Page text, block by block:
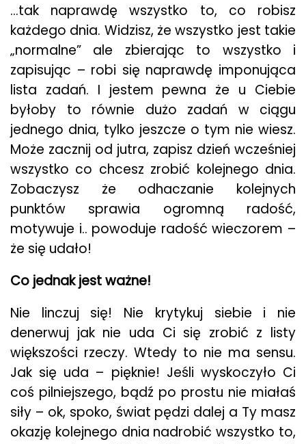
…tak naprawdę wszystko to, co robisz
każdego dnia. Widzisz, że wszystko jest takie
„normalne” ale zbierając to wszystko i
zapisując – robi się naprawdę imponująca
lista zadań. I jestem pewna że u Ciebie
byłoby to równie dużo zadań w ciągu
jednego dnia, tylko jeszcze o tym nie wiesz.
Może zacznij od jutra, zapisz dzień wcześniej
wszystko co chcesz zrobić kolejnego dnia.
Zobaczysz że odhaczanie kolejnych
punktów sprawia ogromną radość,
motywuje i.. powoduje radość wieczorem –
że się udało!
Co jednak jest ważne!
Nie linczuj się! Nie krytykuj siebie i nie
denerwuj jak nie uda Ci się zrobić z listy
większości rzeczy. Wtedy to nie ma sensu.
Jak się uda – pięknie! Jeśli wyskoczyło Ci
coś pilniejszego, bądź po prostu nie miałaś
siły – ok, spoko, świat pędzi dalej a Ty masz
okazję kolejnego dnia nadrobić wszystko to,